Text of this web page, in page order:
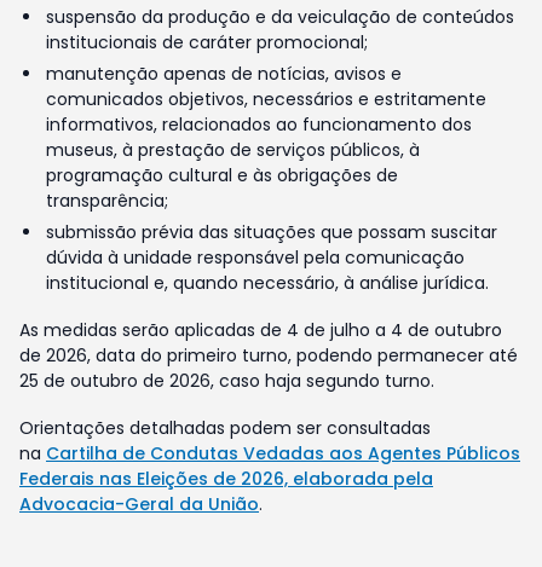
suspensão da produção e da veiculação de conteúdos
institucionais de caráter promocional;
manutenção apenas de notícias, avisos e
comunicados objetivos, necessários e estritamente
informativos, relacionados ao funcionamento dos
museus, à prestação de serviços públicos, à
programação cultural e às obrigações de
transparência;
submissão prévia das situações que possam suscitar
dúvida à unidade responsável pela comunicação
institucional e, quando necessário, à análise jurídica.
As medidas serão aplicadas de 4 de julho a 4 de outubro
de 2026, data do primeiro turno, podendo permanecer até
25 de outubro de 2026, caso haja segundo turno.
Orientações detalhadas podem ser consultadas
na Cartilha de Condutas Vedadas aos Agentes Públicos
Federais nas Eleições de 2026, elaborada pela
Advocacia-Geral da União.